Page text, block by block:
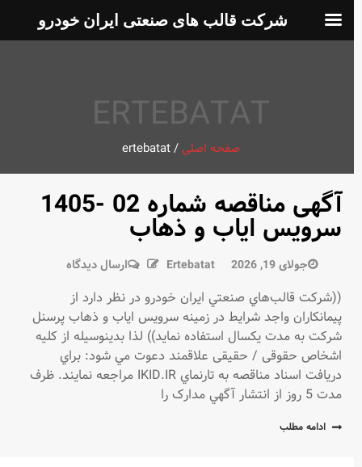
ERTEBATAT
صفحه اصلی/
ertebatat
آگهی مناقصه شماره 02 -1405
سرویس ایاب و ذهاب
جولای 19, 2026 Ertebatat ارسال دیدگاهدر
مناقصه
شماره
02
-1405
سرویس
((شركت قالب‌هاي صنعتي ايران خودرو در نظر دارد از
پيمانكاران واجد شرايط در زمينه سرویس ایاب و ذهاب پرسنل
شرکت به مدت یکسال استفاده نمايد)) لذا بدينوسيله از كليه
اشخاص حقوقی / حقیقی علاقمند دعوت مي شود: براي
دريافت اسناد مناقصه به تارنماي IKID.IR مراجعه نمایند. ظرف
مدت 5 روز از انتشار آگهي مدارک را
ادامه مطلب
شرکت قالب های صنعتی ایران خودرو